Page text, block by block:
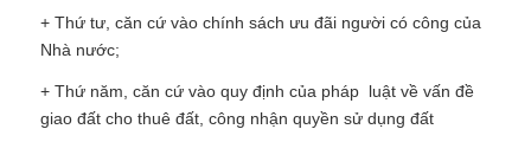
+ Thứ tư, căn cứ vào chính sách ưu đãi người có công của
Nhà nước;
+ Thứ năm, căn cứ vào quy định của pháp luật về vấn đề
giao đất cho thuê đất, công nhận quyền sử dụng đất